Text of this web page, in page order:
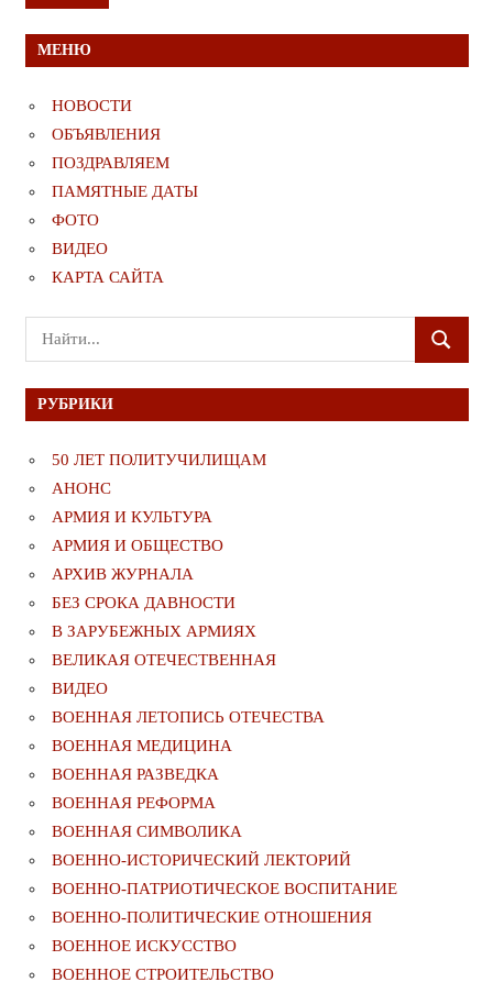
МЕНЮ
НОВОСТИ
ОБЪЯВЛЕНИЯ
ПОЗДРАВЛЯЕМ
ПАМЯТНЫЕ ДАТЫ
ФОТО
ВИДЕО
КАРТА САЙТА
Поиск
для:
ПОИСК
РУБРИКИ
50 ЛЕТ ПОЛИТУЧИЛИЩАМ
АНОНС
АРМИЯ И КУЛЬТУРА
АРМИЯ И ОБЩЕСТВО
АРХИВ ЖУРНАЛА
БЕЗ СРОКА ДАВНОСТИ
В ЗАРУБЕЖНЫХ АРМИЯХ
ВЕЛИКАЯ ОТЕЧЕСТВЕННАЯ
ВИДЕО
ВОЕННАЯ ЛЕТОПИСЬ ОТЕЧЕСТВА
ВОЕННАЯ МЕДИЦИНА
ВОЕННАЯ РАЗВЕДКА
ВОЕННАЯ РЕФОРМА
ВОЕННАЯ СИМВОЛИКА
ВОЕННО-ИСТОРИЧЕСКИЙ ЛЕКТОРИЙ
ВОЕННО-ПАТРИОТИЧЕСКОЕ ВОСПИТАНИЕ
ВОЕННО-ПОЛИТИЧЕСКИE ОТНОШЕНИЯ
ВОЕННОЕ ИСКУССТВО
ВОЕННОЕ СТРОИТЕЛЬСТВО